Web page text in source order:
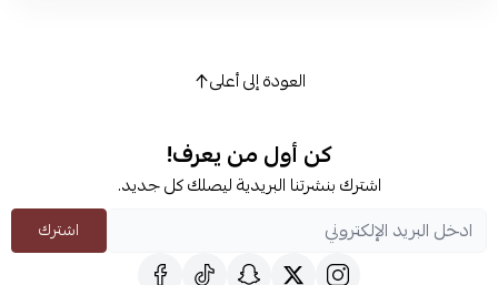
العودة إلى أعلى
كن أول من يعرف!
اشترك بنشرتنا البريدية ليصلك كل جديد.
اشترك